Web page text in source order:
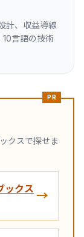
計、収益導線
言語の技術
PR
クスで探せま
ックス →